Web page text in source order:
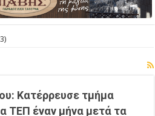
Κατέρρευσε τμήμα
ΤΕΠ έναν μήνα μετά τα